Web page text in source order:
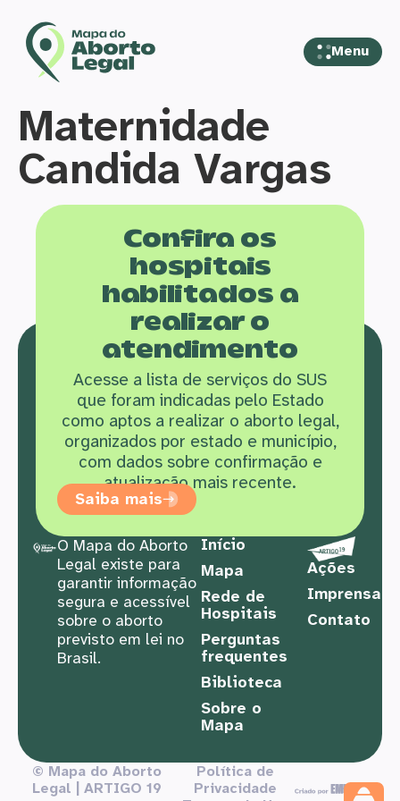
Menu
Maternidade
Candida Vargas
Confira os
hospitais
habilitados a
realizar o
atendimento
Acesse a lista de serviços do SUS
que foram indicadas pelo Estado
como aptos a realizar o aborto legal,
organizados por estado e município,
com dados sobre confirmação e
atualização mais recente.
Saiba mais
O Mapa do Aborto
Legal existe para
garantir informação
segura e acessível
sobre o aborto
previsto em lei no
Brasil.
Início
Mapa
Rede de
Hospitais
Perguntas
frequentes
Biblioteca
Sobre o
Mapa
Ações
Imprensa
Contato
© Mapa do Aborto
Legal | ARTIGO 19
Política de
Privacidade